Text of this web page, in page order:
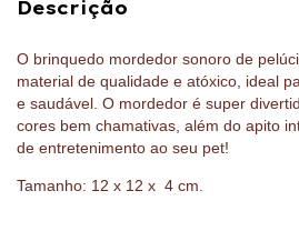
Descrição
O brinquedo mordedor sonoro de
material de qualidade e atóxico, ideal
e saudável. O mordedor é super
cores bem chamativas, além do apito
de entretenimento ao seu pet!
Tamanho: 12 x 12 x 4 cm.